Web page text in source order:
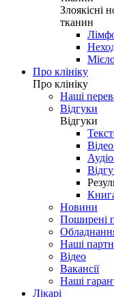
Злоякісні
тканин
Про клініку
Про клініку
Наші
Відгуки
Відгуки
Новини
Поширені
Наші
Відео
Вакансії
Наші
Лікарі